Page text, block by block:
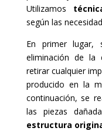
Utilizamos
según las
En primer
eliminación de la
retirar cualquier
producido en la
continuación, se
las piezas
estructura